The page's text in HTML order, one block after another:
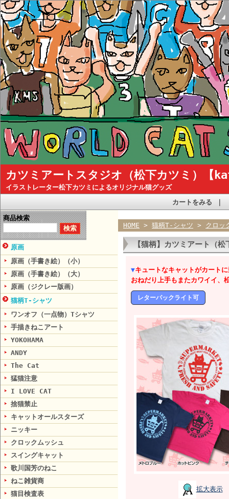
カツミアートスタジオ（松下カツミ）
イラストレーター松下カツミによるオリジナル猫グッズ
カートをみる
商品検索
原画
原画（手書き絵）（小）
原画（手書き絵）（大）
原画（ジクレー版画）
猫柄T-シャツ
ワンオフ（一点物）Tシャツ
手描きねこアート
YOKOHAMA
ANDY
The Cat
猛猫注意
I LOVE CAT
捨猫禁止
キャットオールスターズ
ニッキー
クロックムッシュ
スイングキャット
歌川国芳のねこ
ねこ雑貨商
猫目検査表
HOME > 猫柄T-シャツ > クロッ
【猫柄】カツミアート（
▼キュートなキャットがカート
おねだり上手もまたカワイイ、
レターパックライト可
拡大表示